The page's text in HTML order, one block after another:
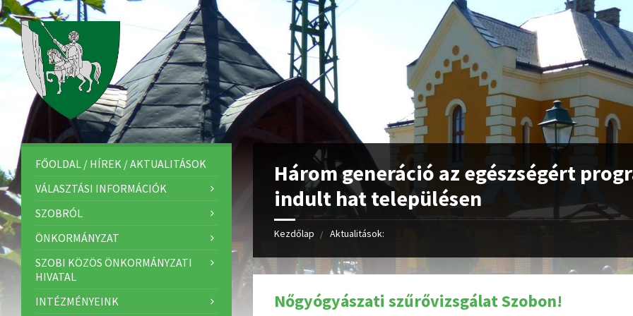
Három generáció az egészségért
indult hat településen
Kezdőlap Aktualitások:
Nőgyógyászati szűrővizsgálat Szobon!
FŐOLDAL / HÍREK / AKTUALITÁSOK
VÁLASZTÁSI INFORMÁCIÓK
SZOBRÓL
ÖNKORMÁNYZAT
SZOBI KÖZÖS ÖNKORMÁNYZATI
HIVATAL
INTÉZMÉNYEINK